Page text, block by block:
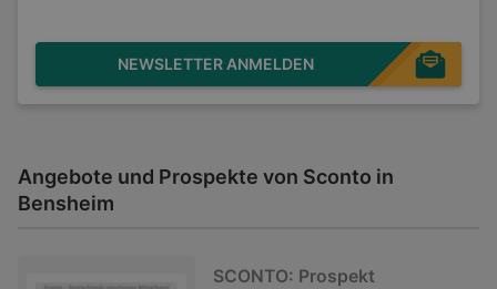
NEWSLETTER ANMELDEN
Angebote und Prospekte von Sconto in
Bensheim
SCONTO: Prospekt